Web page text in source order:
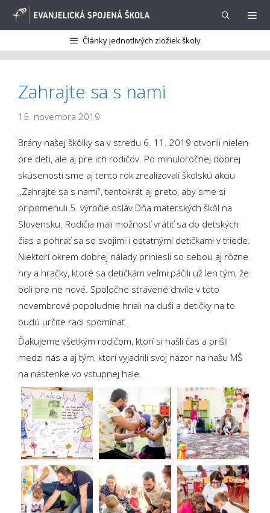
Preskočiť
Články jednotlivých zložiek školy
Zahrajte sa s nami
15. novembra 2019
Brány našej škôlky sa v stredu 6. 11. 2019 otvorili nielen
pre deti, ale aj pre ich rodičov. Po minuloročnej dobrej
skúsenosti sme aj tento rok zrealizovali školskú akciu
„Zahrajte sa s nami“, tentokrát aj preto, aby sme si
pripomenuli 5. výročie osláv Dňa materských škôl na
Slovensku. Rodičia mali možnosť vrátiť sa do detských
čias a pohrať sa so svojimi i ostatnými detičkami v triede.
Niektorí okrem dobrej nálady priniesli so sebou aj rôzne
hry a hračky, ktoré sa detičkám veľmi páčili už len tým, že
boli pre ne nové. Spoločne strávené chvíle v toto
novembrové popoludnie hriali na duši a detičky na to
budú určite radi spomínať.
Ďakujeme všetkým rodičom, ktorí si našli čas a prišli
medzi nás a aj tým, ktorí vyjadrili svoj názor na našu MŠ
na nástenke vo vstupnej hale.